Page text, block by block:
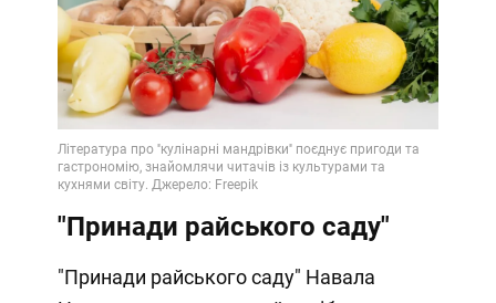
"Принади райського саду"
"Принади райського саду" Навала